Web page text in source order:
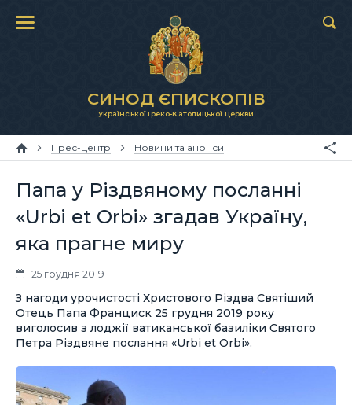
СИНОД ЄПИСКОПІВ
Української Греко-Католицької Церкви
Прес-центр Новини та анонси
Папа у Різдвяному посланні
«Urbi et Orbi» згадав Україну,
яка прагне миру
25 грудня 2019
З нагоди урочистості Христового Різдва Святіший
Отець Папа Франциск 25 грудня 2019 року
виголосив з лоджії ватиканської базиліки Святого
Петра Різдвяне послання «Urbi et Orbi».